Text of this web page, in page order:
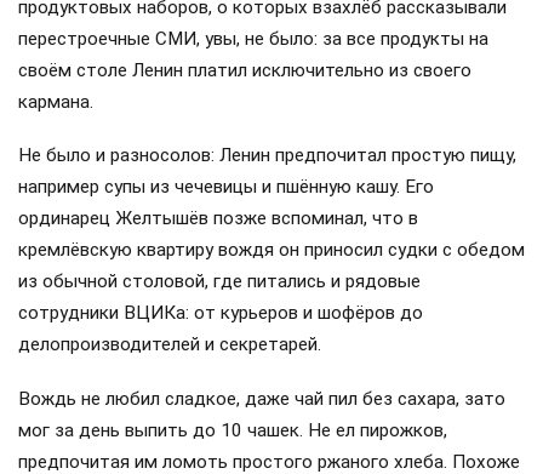
продуктовых наборов, о которых взахлёб рассказывали
перестроечные СМИ, увы, не было: за все продукты на
своём столе Ленин платил исключительно из своего
кармана.
Не было и разносолов: Ленин предпочитал простую пищу,
например супы из чечевицы и пшённую кашу. Его
ординарец Желтышёв позже вспоминал, что в
кремлёвскую квартиру вождя он приносил судки с обедом
из обычной столовой, где питались и рядовые
сотрудники ВЦИКа: от курьеров и шофёров до
делопроизводителей и секретарей.
Вождь не любил сладкое, даже чай пил без сахара, зато
мог за день выпить до 10 чашек. Не ел пирожков,
предпочитая им ломоть простого ржаного хлеба. Похоже